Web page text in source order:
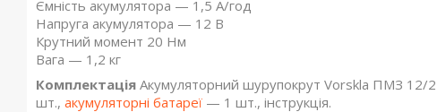
Ємність акумулятора — 1,5 А/год
Напруга акумулятора — 12 В
Крутний момент 20 Нм
Вага — 1,2 кг
Комплектація Акумуляторний шурупокрут Vorskla ПМЗ 12/2
шт., акумуляторні батареї — 1 шт., інструкція.